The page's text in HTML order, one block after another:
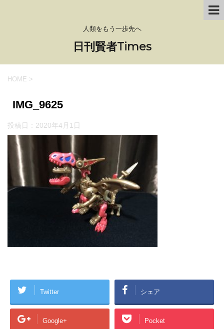
人類をもう一歩先へ
日刊賢者Times
HOME >
IMG_9625
投稿日： 2020年4月1日
Twitter シェア
Google+ Pocket